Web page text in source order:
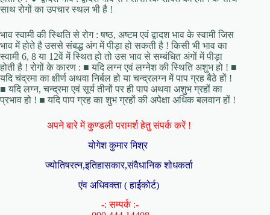
साथ रोगों का उपचार स्थल भी है !
भाव स्वामी की स्थिति से रोग : षष्ठ, अष्टम एवं द्वादश भाव के स्वामी जिस
भाव में होते है उससे संबद्ध अंग में पीड़ा हो सकती है ! किसी भी भाव का
स्वामी 6, 8 या 12वें में स्थित हो तो उस भाव से सम्बंधित अंगों में पीड़ा
होती है ! रोगों के कारण : ■ यदि लग्न एवं लग्नेश की स्थिति अशुभ हो ! ■
यदि चंद्रमा का क्षीर्ण अथवा निर्बल हो या चन्द्रलग्न में पाप ग्रह बैठे हों !
■ यदि लग्न, चन्द्रमा एवं सूर्य तीनों पर ही पाप अथवा अशुभ ग्रहों का
प्रभाव हो ! ■ यदि पाप ग्रह का शुभ ग्रहों की अपेक्षा अधिक बलवान हों !
अपने बारे में कुण्डली परामर्श हेतु संपर्क करें !
योगेश कुमार मिश्र
ज्योतिषरत्न,इतिहासकार,संवैधानिक शोधकर्ता
एंव अधिवक्ता ( हाईकोर्ट)
-: सम्पर्क :-